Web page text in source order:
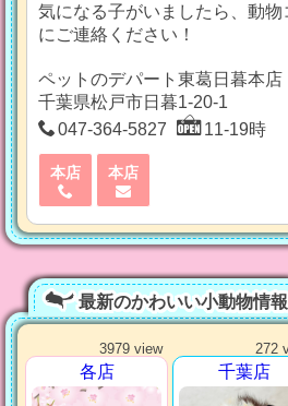
気になる子がいましたら、動
にご連絡ください！
ペットのデパート東葛日暮本店
千葉県松戸市日暮1-20-1
047-364-5827
11-19時
本店 本店
最新のかわいい小動物情報
3979 view
各店
272
千葉店